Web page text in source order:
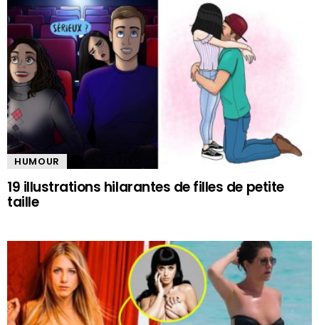
HUMOUR
19 illustrations hilarantes de filles de petite
taille